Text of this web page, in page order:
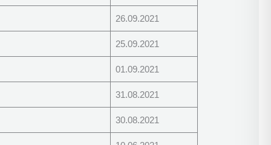
26.09.2021
25.09.2021
01.09.2021
31.08.2021
30.08.2021